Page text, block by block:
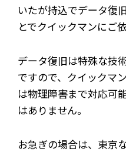
いたが持込でデータ復
とでクイックマンにご
データ復旧は特殊な技
ですので、クイックマ
は物理障害まで対応可
はありません。
お急ぎの場合は、東京